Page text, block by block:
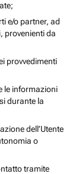
e/o partner, ad
provenienti da
provvedimenti
le informazioni
durante la
dell’Utente
o
tramite